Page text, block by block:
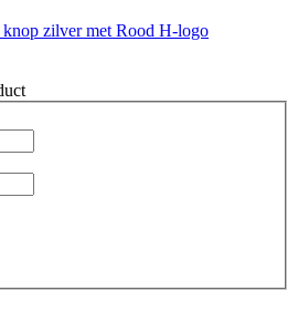
zilver met Rood H-logo